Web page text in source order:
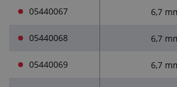
Lesen Sie (1)
05440067 6,7
05440068 6,7
05440069 6,7